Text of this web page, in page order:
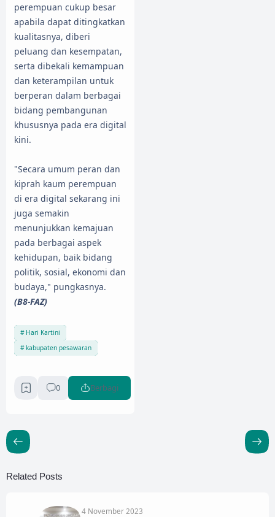
perempuan cukup besar
apabila dapat ditingkatkan
kualitasnya, diberi
peluang dan kesempatan,
serta dibekali kemampuan
dan keterampilan untuk
berperan dalam berbagai
bidang pembangunan
khususnya pada era digital
kini.
"Secara umum peran dan
kiprah kaum perempuan
di era digital sekarang ini
juga semakin
menunjukkan kemajuan
pada berbagai aspek
kehidupan, baik bidang
politik, sosial, ekonomi dan
budaya," pungkasnya.
(B8-FAZ)
Hari Kartini
kabupaten pesawaran
0 Berbagi
Related Posts
4 November 2023